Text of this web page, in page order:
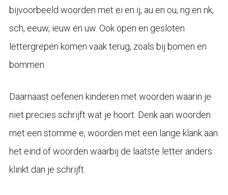
bijvoorbeeld woorden met ei en ij, au en ou, ng en nk,
sch, eeuw, ieuw en uw. Ook open en gesloten
lettergrepen komen vaak terug, zoals bij bomen en
bommen.
Daarnaast oefenen kinderen met woorden waarin je
niet precies schrijft wat je hoort. Denk aan woorden
met een stomme e, woorden met een lange klank aan
het eind of woorden waarbij de laatste letter anders
klinkt dan je schrijft.